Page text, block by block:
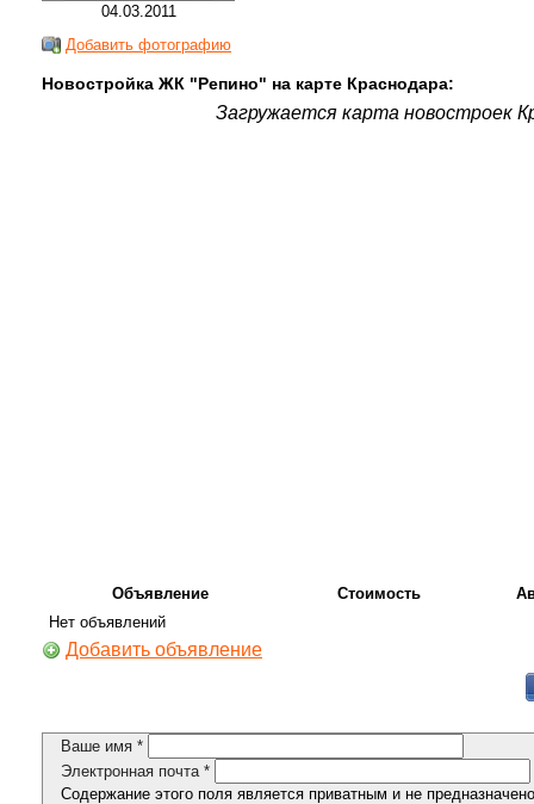
04.03.2011
Добавить фотографию
Новостройка ЖК "Репино" на карте Краснодара:
Загружается карта новостроек
Объявление Стоимость
Нет объявлений
Добавить объявление
Ваше имя *
Электронная почта *
Содержание этого поля является приватным и не